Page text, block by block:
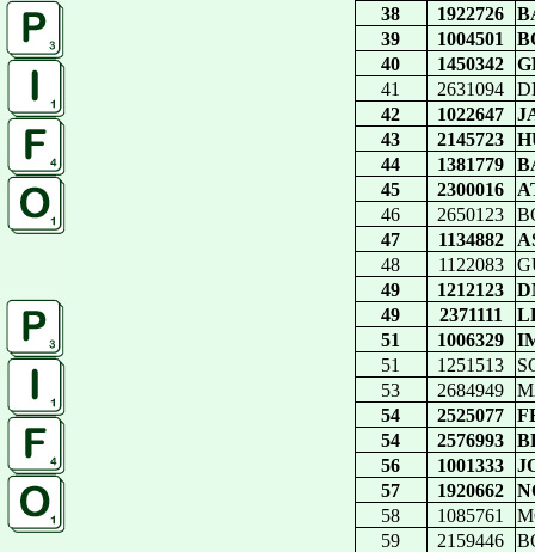
38
1922726
39
1004501
40
1450342
41
2631094
42
1022647
43
2145723
44
1381779
45
2300016
46
2650123
47
1134882
48
1122083
49
1212123
49
2371111
51
1006329
51
1251513
53
2684949
54
2525077
54
2576993
56
1001333
57
1920662
58
1085761
59
2159446